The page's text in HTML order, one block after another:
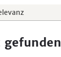
gefunden